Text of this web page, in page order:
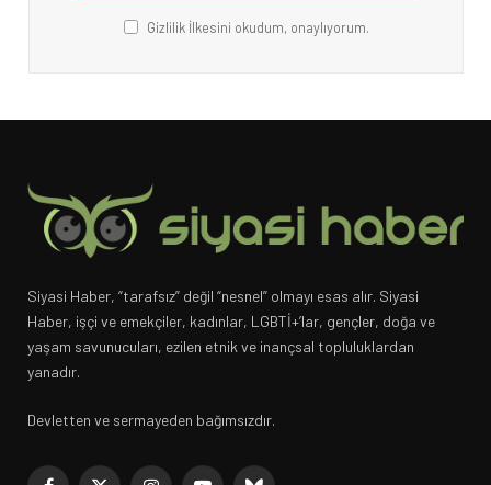
Gizlilik İlkesini okudum, onaylıyorum.
Siyasi Haber, “tarafsız” değil “nesnel” olmayı esas alır. Siyasi
Haber, işçi ve emekçiler, kadınlar, LGBTİ+’lar, gençler, doğa ve
yaşam savunucuları, ezilen etnik ve inançsal topluluklardan
yanadır.
Devletten ve sermayeden bağımsızdır.